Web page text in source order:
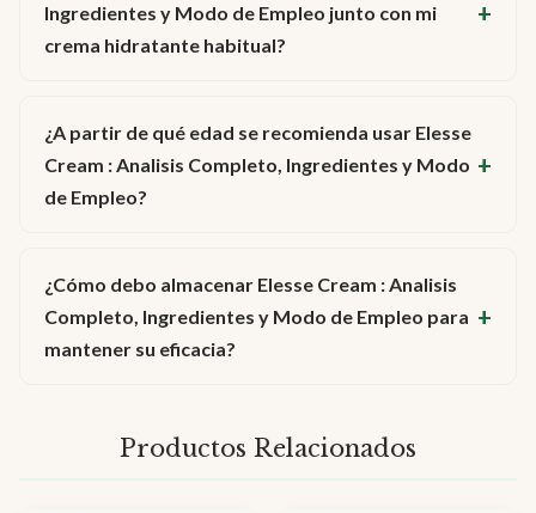
Ingredientes y Modo de Empleo junto con mi
crema hidratante habitual?
¿A partir de qué edad se recomienda usar Elesse
Cream : Analisis Completo, Ingredientes y Modo
de Empleo?
¿Cómo debo almacenar Elesse Cream : Analisis
Completo, Ingredientes y Modo de Empleo para
mantener su eficacia?
Productos Relacionados